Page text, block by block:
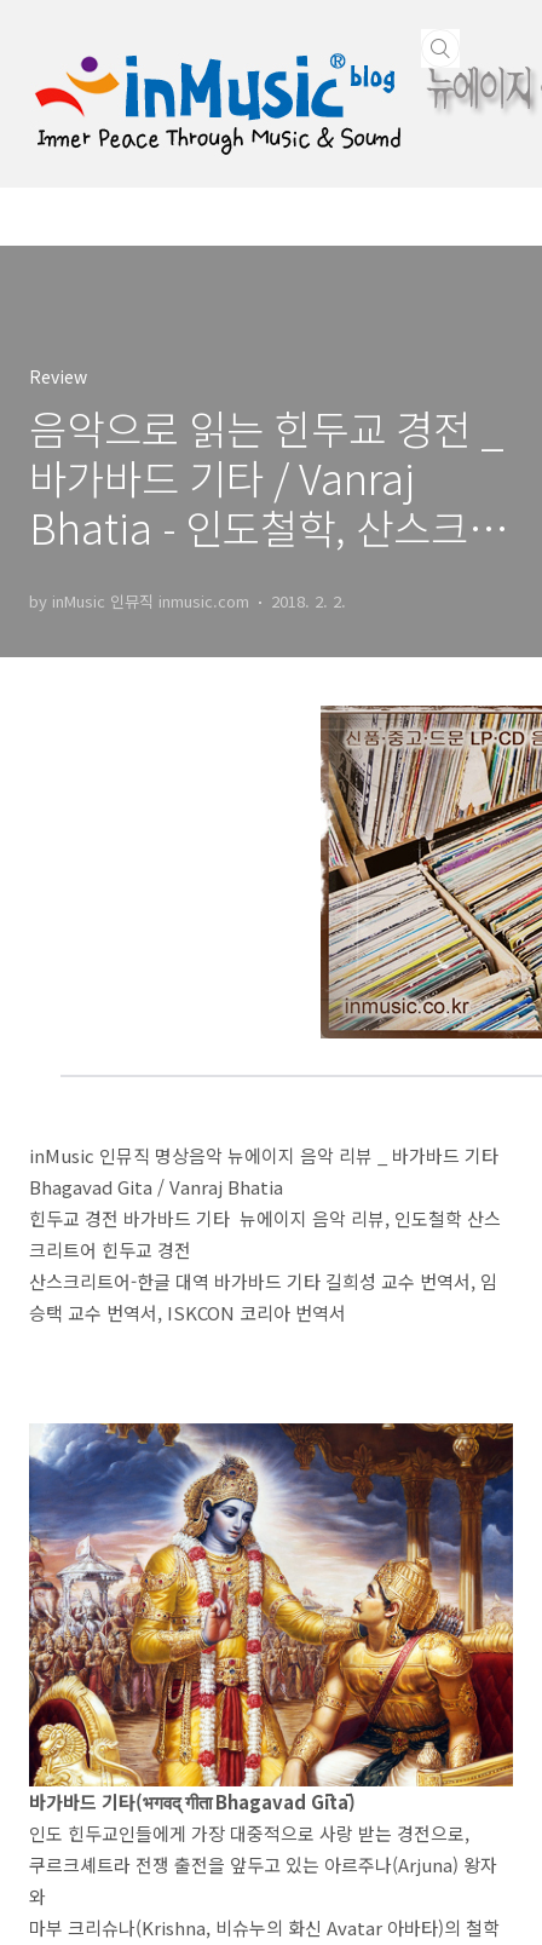
Review
음악으로 읽는 힌두교 경전 _
바가바드 기타 / Vanraj
Bhatia - 인도철학, 산스크리
에이지 음악｜ by inMusic
인뮤직
by inMusic 인뮤직 inmusic.com 2018. 2. 2.
inMusic 인뮤직 명상음악 뉴에이지 음악 리뷰 _ 바가바드 기타
Bhagavad Gita / Vanraj Bhatia
힌두교 경전 바가바드 기타 뉴에이지 음악 리뷰, 인도철학 산스
크리트어 힌두교 경전
산스크리트어-한글 대역 바가바드 기타 길희성 교수 번역서, 임
승택 교수 번역서, ISKCON 코리아 번역서
바가바드 기타(भगवद् गीता Bhagavad Gītā)
인도 힌두교인들에게 가장 대중적으로 사랑 받는 경전으로,
쿠르크셰트라 전쟁 출전을 앞두고 있는 아르주나(Arjuna) 왕자
와
마부 크리슈나(Krishna, 비슈누의 화신 Avatar 아바타)의 철학